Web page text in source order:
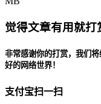
觉得文章有用就打
非常感谢你的打赏，我们
好的网络世界！
支付宝扫一扫